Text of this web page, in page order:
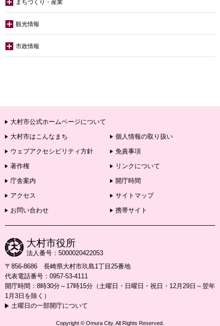
まちづくり・産業
観光情報
市政情報
大村市公式ホームページについて
大村市はこんなまち
個人情報の取り扱い
ウェブアクセシビリティ方針
免責事項
著作権
リンクについて
庁舎案内
開庁時間
アクセス
サイトマップ
お問い合わせ
携帯サイト
大村市役所
法人番号：5000020422053
〒856-8686 長崎県大村市玖島1丁目25番地
代表電話番号：0957-53-4111
開庁時間：8時30分～17時15分（土曜日・日曜日・祝日・12月29日～翌年
1月3日を除く）
土曜日の一部開庁について
Copyright © Omura City. All Rights Reserved.